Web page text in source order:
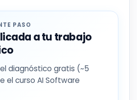
PASO
a tu trabajo
diagnóstico gratis (~5
el curso AI Software